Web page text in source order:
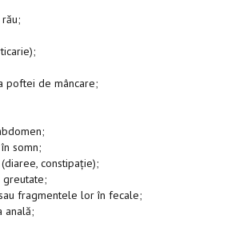
poftei de mâncare;
somn;
constipație);
fragmentele lor în fecale;
anală;